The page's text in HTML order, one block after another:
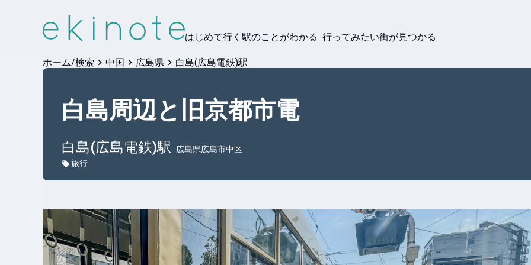
はじめて行く駅のことがわかる 行ってみたい街が見つかる
ホーム/検索 中国 広島県 白島(広島電鉄)駅
白島周辺と旧京都市電
白島(広島電鉄)駅
広島県広島市中区
旅行